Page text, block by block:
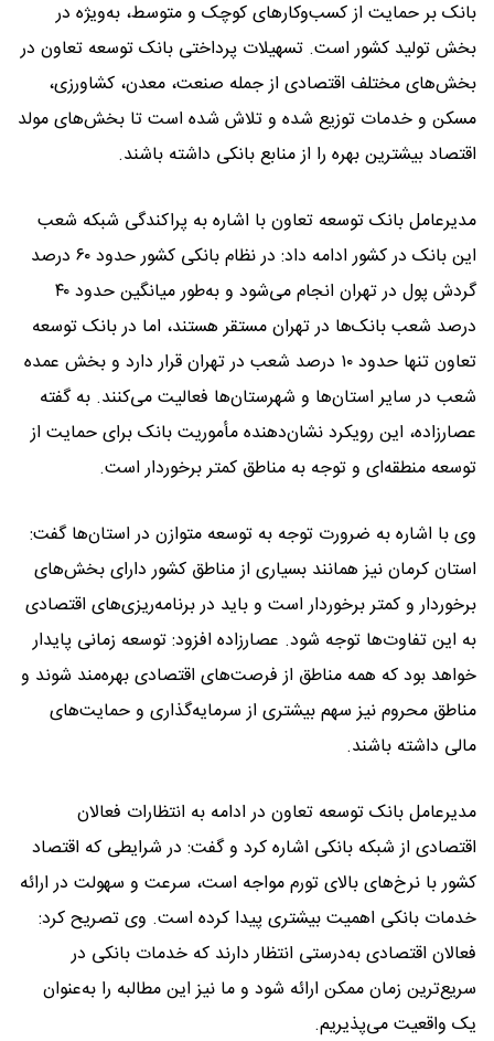
بانک بر حمایت از کسب‌وکارهای کوچک و متوسط، به‌ویژه در
بخش تولید کشور است. تسهیلات پرداختی بانک توسعه تعاون در
بخش‌های مختلف اقتصادی از جمله صنعت، معدن، کشاورزی،
مسکن و خدمات توزیع شده و تلاش شده است تا بخش‌های مولد
اقتصاد بیشترین بهره را از منابع بانکی داشته باشند.
مدیرعامل بانک توسعه تعاون با اشاره به پراکندگی شبکه شعب
این بانک در کشور ادامه داد: در نظام بانکی کشور حدود ۶۰ درصد
گردش پول در تهران انجام می‌شود و به‌طور میانگین حدود ۴۰
درصد شعب بانک‌ها در تهران مستقر هستند، اما در بانک توسعه
تعاون تنها حدود ۱۰ درصد شعب در تهران قرار دارد و بخش عمده
شعب در سایر استان‌ها و شهرستان‌ها فعالیت می‌کنند. به گفته
عصارزاده، این رویکرد نشان‌دهنده مأموریت بانک برای حمایت از
توسعه منطقه‌ای و توجه به مناطق کمتر برخوردار است.
وی با اشاره به ضرورت توجه به توسعه متوازن در استان‌ها گفت:
استان کرمان نیز همانند بسیاری از مناطق کشور دارای بخش‌های
برخوردار و کمتر برخوردار است و باید در برنامه‌ریزی‌های اقتصادی
به این تفاوت‌ها توجه شود. عصارزاده افزود: توسعه زمانی پایدار
خواهد بود که همه مناطق از فرصت‌های اقتصادی بهره‌مند شوند و
مناطق محروم نیز سهم بیشتری از سرمایه‌گذاری و حمایت‌های
مالی داشته باشند.
مدیرعامل بانک توسعه تعاون در ادامه به انتظارات فعالان
اقتصادی از شبکه بانکی اشاره کرد و گفت: در شرایطی که اقتصاد
کشور با نرخ‌های بالای تورم مواجه است، سرعت و سهولت در ارائه
خدمات بانکی اهمیت بیشتری پیدا کرده است. وی تصریح کرد:
فعالان اقتصادی به‌درستی انتظار دارند که خدمات بانکی در
سریع‌ترین زمان ممکن ارائه شود و ما نیز این مطالبه را به‌عنوان
یک واقعیت می‌پذیریم.